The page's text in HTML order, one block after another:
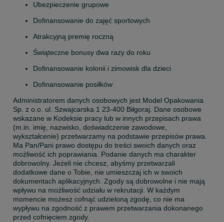
Ubezpieczenie grupowe
Dofinansowanie do zajęć sportowych
Atrakcyjną premię roczną
Świąteczne bonusy dwa razy do roku
Dofinansowanie kolonii i zimowisk dla dzieci
Dofinansowanie posiłków
Administratorem danych osobowych jest Model Opakowania
Sp. z o.o. ul. Szwajcarska 1 23-400 Biłgoraj. Dane osobowe
wskazane w Kodeksie pracy lub w innych przepisach prawa
(m.in. imię, nazwisko, doświadczenie zawodowe,
wykształcenie) przetwarzamy na podstawie przepisów prawa.
Ma Pan/Pani prawo dostępu do treści swoich danych oraz
możliwość ich poprawiania. Podanie danych ma charakter
dobrowolny. Jeżeli nie chcesz, abyśmy przetwarzali
dodatkowe dane o Tobie, nie umieszczaj ich w swoich
dokumentach aplikacyjnych. Zgody są dobrowolne i nie mają
wpływu na możliwość udziału w rekrutacji. W każdym
momencie możesz cofnąć udzieloną zgodę, co nie ma
wypływu na zgodność z prawem przetwarzania dokonanego
przed cofnięciem zgody.